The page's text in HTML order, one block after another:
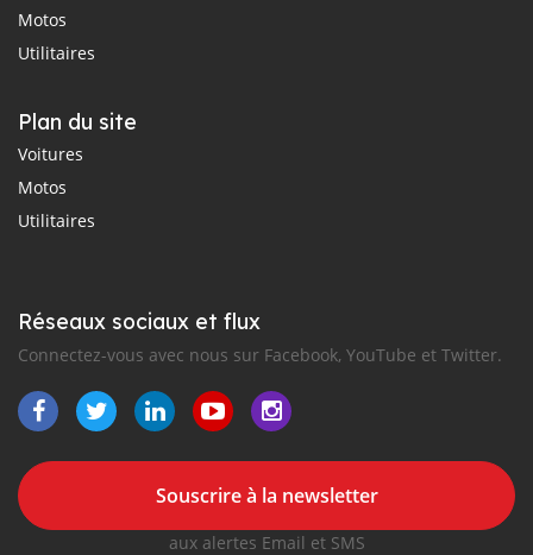
Motos
Utilitaires
Plan du site
Voitures
Motos
Utilitaires
Réseaux sociaux et flux
Connectez-vous avec nous sur Facebook, YouTube et Twitter.
Souscrire à la newsletter
aux alertes Email et SMS